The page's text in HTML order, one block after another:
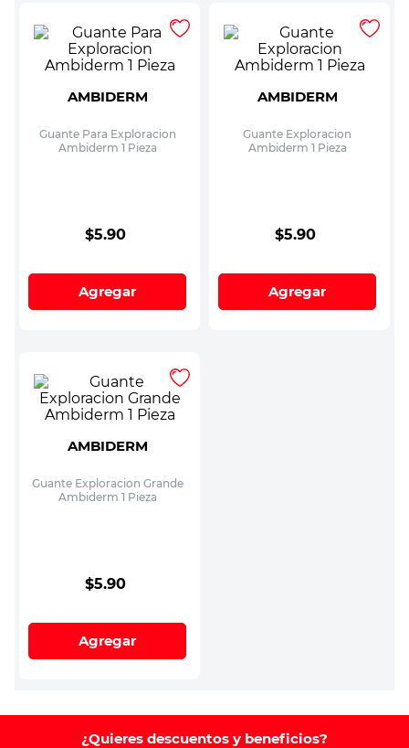
AMBIDERM
Guante Para Exploracion
Ambiderm 1 Pieza
$5.90
Agregar
AMBIDERM
Guante Exploracion
Ambiderm 1 Pieza
$5.90
Agregar
AMBIDERM
Guante Exploracion Grande
Ambiderm 1 Pieza
$5.90
Agregar
¿Quieres descuentos y beneficios?